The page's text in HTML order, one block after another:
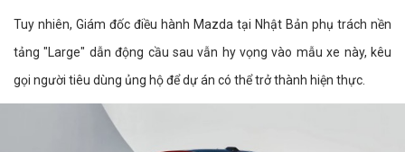
Tuy nhiên, Giám đốc điều hành Mazda tại Nhật Bản phụ trách nền
tảng "Large" dẫn động cầu sau vẫn hy vọng vào mẫu xe này, kêu
gọi người tiêu dùng ủng hộ để dự án có thể trở thành hiện thực.